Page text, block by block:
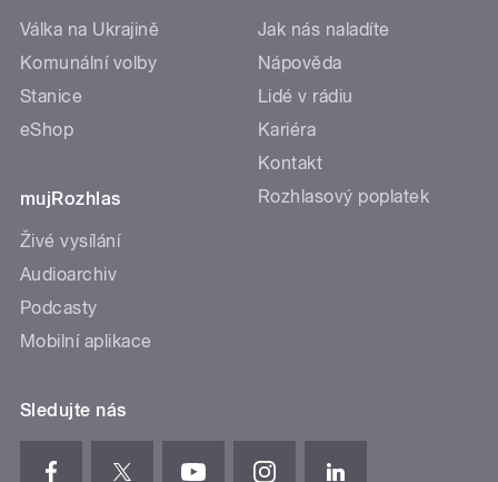
Válka na Ukrajině
Komunální volby
Stanice
eShop
mujRozhlas
Živé vysílání
Audioarchiv
Podcasty
Mobilní aplikace
Jak nás naladíte
Nápověda
Lidé v rádiu
Kariéra
Kontakt
Rozhlasový poplatek
Sledujte nás